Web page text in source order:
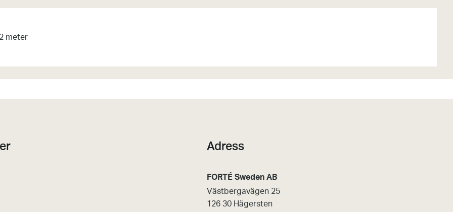
meter
Adress
FORTÉ Sweden AB
Västbergavägen 25
126 30 Hägersten